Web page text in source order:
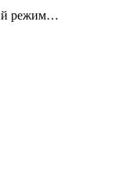
режим…